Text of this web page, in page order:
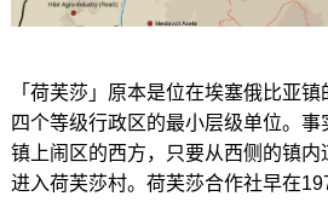
「荷芙莎」原本是位在埃塞俄比亚
四个等级行政区的最小层级单位。
镇上闹区的西方，只要从西侧的镇内
进入荷芙莎村。荷芙莎合作社早在